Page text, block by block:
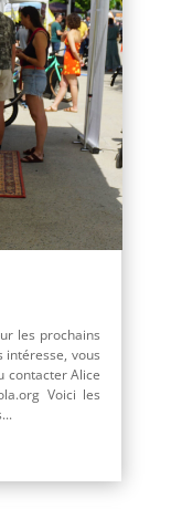
les prochains
intéresse, vous
contacter Alice
Voici les